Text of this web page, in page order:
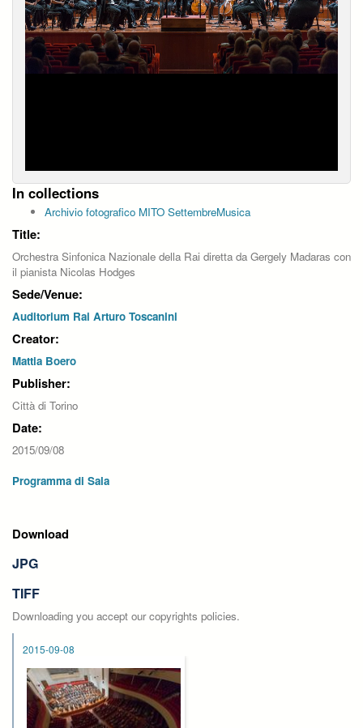
In collections
Archivio fotografico MITO SettembreMusica
Title:
Orchestra Sinfonica Nazionale della Rai diretta da Gergely Madaras con
il pianista Nicolas Hodges
Sede/Venue:
Auditorium Rai Arturo Toscanini
Creator:
Mattia Boero
Publisher:
Città di Torino
Date:
2015/09/08
Programma di Sala
Download
JPG
TIFF
Downloading you accept our copyrights policies.
2015-09-08